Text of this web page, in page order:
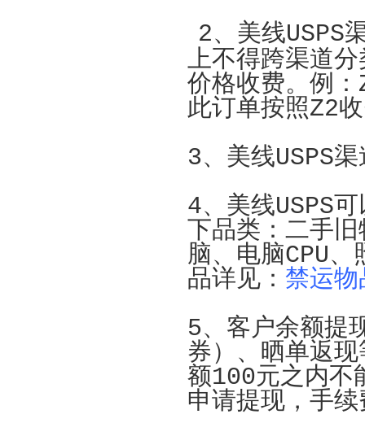
2、美线USPS
上不得跨渠道
价格收费。例：
此订单按照Z2
3、美线USPS
4、美线USPS
下品类 ： 二手
脑、电脑CPU
品详见： 禁运物
5、客户余额提
券）、晒单返
额100元之内不
申请提现，手